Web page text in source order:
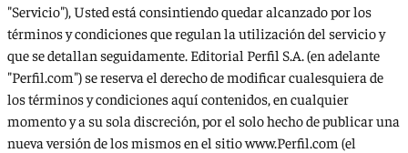
"Servicio"), Usted está consintiendo quedar alcanzado por los
términos y condiciones que regulan la utilización del servicio y
que se detallan seguidamente. Editorial Perfil S.A. (en adelante
"Perfil.com") se reserva el derecho de modificar cualesquiera de
los términos y condiciones aquí contenidos, en cualquier
momento y a su sola discreción, por el solo hecho de publicar una
nueva versión de los mismos en el sitio www.Perfil.com (el